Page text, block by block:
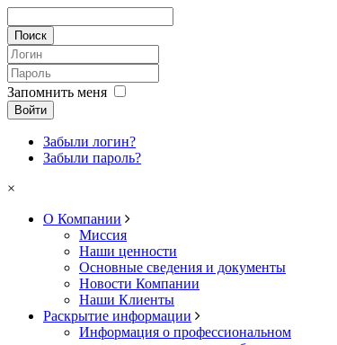
Запомнить меня
Войти
Забыли логин?
Забыли пароль?
×
О Компании
Миссия
Наши ценности
Основные сведения и документы
Новости Компании
Наши Клиенты
Раскрытие информации
Информация о профессиональном